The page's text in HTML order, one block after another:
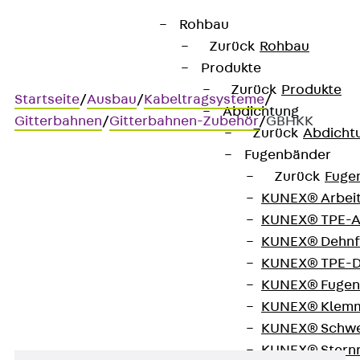
Rohbau
Zurück Rohbau
Produkte
Zurück Produkte
Abdichtung
Zurück
Fugenbänder
Zurück
KUNEX®
KUNEX®
KUNEX®
KUNEX®
KUNEX®
KUNEX®
KUNEX®
KUNEX®
Startseite/Ausbau/Kabeltragsysteme/
Gitterbahnen/Gitterbahnen-Zubehör/GBHKK
Distanzbügel kurz für